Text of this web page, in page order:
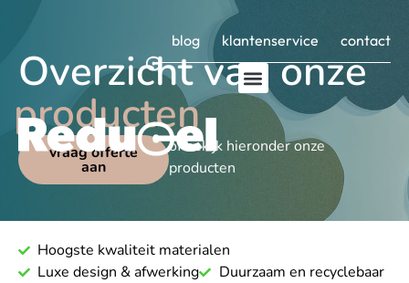
blog klantenservice contact
Overzicht van onze
producten
vraag offerte
aan
of bekijk hieronder onze
producten
Hoogste kwaliteit materialen
Luxe design & afwerking
Duurzaam en recyclebaar